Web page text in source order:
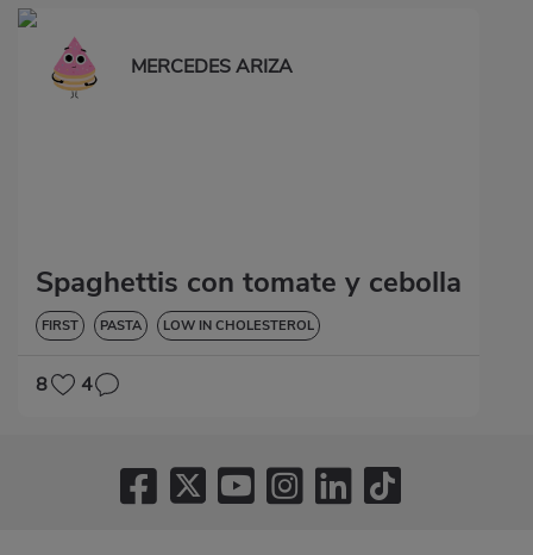
MERCEDES ARIZA
Spaghettis con tomate y cebolla
FIRST PASTA LOW IN CHOLESTEROL
8 4